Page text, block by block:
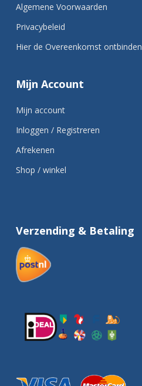
Algemene Voorwaarden
Privacybeleid
Hier de Overeenkomst ontbinden
Mijn Account
Mijn account
Inloggen / Registreren
Afrekenen
Shop / winkel
Verzending & Betaling